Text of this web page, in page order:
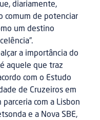
diariamente,
comum de potenciar
um destino
a importância do
aquele que traz
com o Estudo
de Cruzeiros em
com a Lisbon
e a Nova SBE,